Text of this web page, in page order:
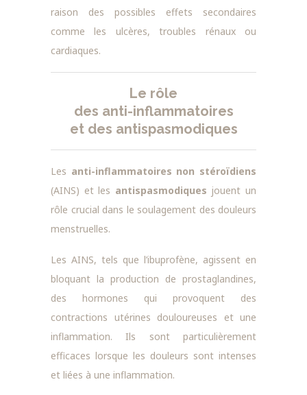
raison des possibles effets secondaires
comme les ulcères, troubles rénaux ou
cardiaques.
Le rôle
des anti-inflammatoires
et des antispasmodiques
Les anti-inflammatoires non stéroïdiens
(AINS) et les antispasmodiques jouent un
rôle crucial dans le soulagement des douleurs
menstruelles.
Les AINS, tels que l’ibuprofène, agissent en
bloquant la production de prostaglandines,
des hormones qui provoquent des
contractions utérines douloureuses et une
inflammation. Ils sont particulièrement
efficaces lorsque les douleurs sont intenses
et liées à une inflammation.